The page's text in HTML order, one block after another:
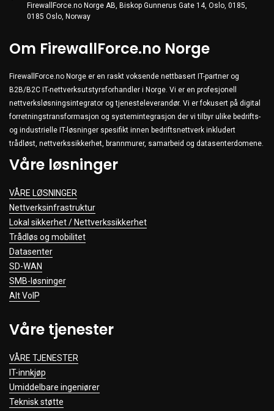
FirewallForce.no Norge AB, Biskop Gunnerus Gate 14, Oslo, 0185,
0185 Oslo, Norway
Om FirewallForce.no Norge
FirewallForce.no Norge er en raskt voksende nettbasert IT-partner og
B2B/B2C IT-nettverksutstyrsforhandler i Norge. Vi er en profesjonell
nettverksløsningsintegrator og tjenesteleverandør. Vi er fokusert på digital
forretningstransformasjon og systemintegrasjon der vi tilbyr ulike bedrifts-
og industrielle IT-løsninger spesifikt innen bedriftsnettverk inkludert
trådløst, nettverkssikkerhet, brannmurer, samarbeid og datasenterdomene.
Våre løsninger
VÅRE LØSNINGER
Nettverksinfrastruktur
Lokal sikkerhet / Nettverkssikkerhet
Trådløs og mobilitet
Datasenter
SD-WAN
SMB-løsninger
Alt VoIP
Våre tjenester
VÅRE TJENESTER
IT-innkjøp
Umiddelbare ingeniører
Teknisk støtte